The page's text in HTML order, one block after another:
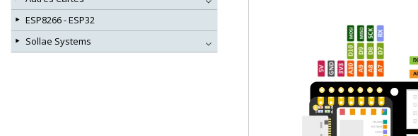
ESP8266 - ESP32
Sollae Systems